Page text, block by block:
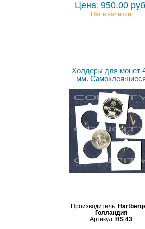
Цена: 950.00
Нет в наличии
Холдеры для монет
мм. Самоклеящиеся
Производитель:
Голландия
Артикул: HS 43